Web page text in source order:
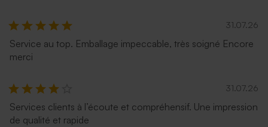
31.07.26
Service au top. Emballage impeccable, très soigné Encore
merci
31.07.26
Services clients à l’écoute et compréhensif. Une impression
de qualité et rapide